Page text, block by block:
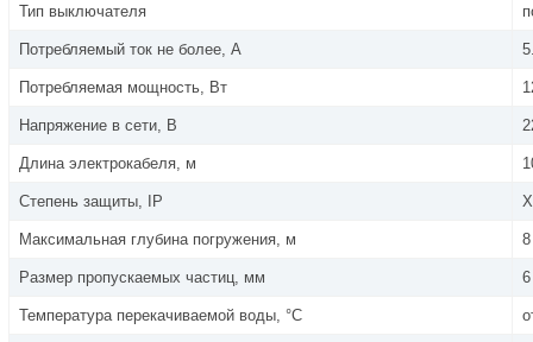
Тип выключателя
Потребляемый ток не более, А
Потребляемая мощность, Вт
Напряжение в сети, В
Длина электрокабеля, м
Степень защиты, IP
Максимальная глубина погружения, м 8
Размер пропускаемых частиц, мм 6
Температура перекачиваемой воды, °С